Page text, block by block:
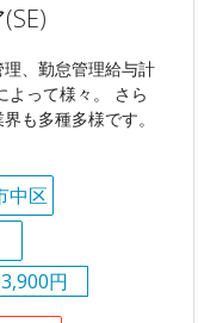
、勤怠管理給与計
よって様々。 さら
も多種多様です。
中区
円